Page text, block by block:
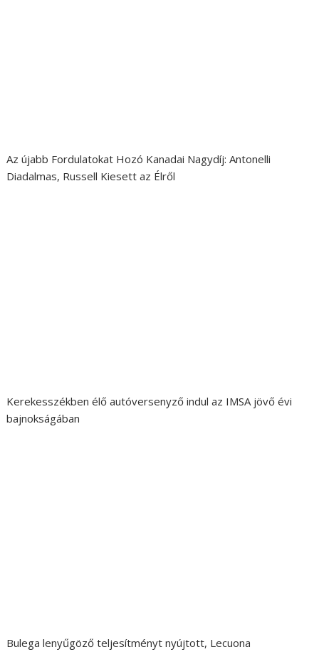
Az újabb Fordulatokat Hozó Kanadai Nagydíj: Antonelli
Diadalmas, Russell Kiesett az Élről
Kerekesszékben élő autóversenyző indul az IMSA jövő évi
bajnokságában
Bulega lenyűgöző teljesítményt nyújtott, Lecuona